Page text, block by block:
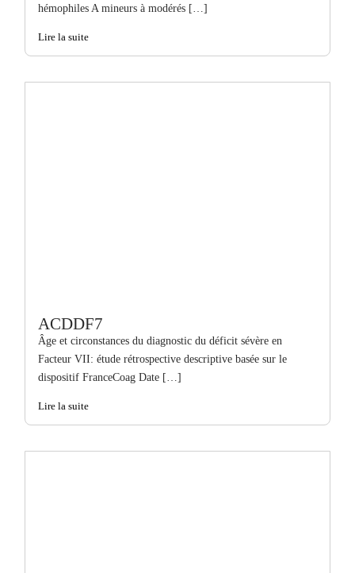
hémophiles A mineurs à modérés […]
Lire la suite
ACDDF7
Âge et circonstances du diagnostic du déficit sévère en
Facteur VII: étude rétrospective descriptive basée sur le
dispositif FranceCoag Date […]
Lire la suite